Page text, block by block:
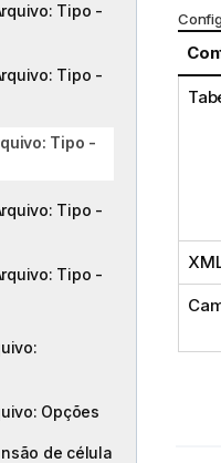
Tipo -
Tipo -
Tipo -
Tipo -
Tipo -
Opções
de célula